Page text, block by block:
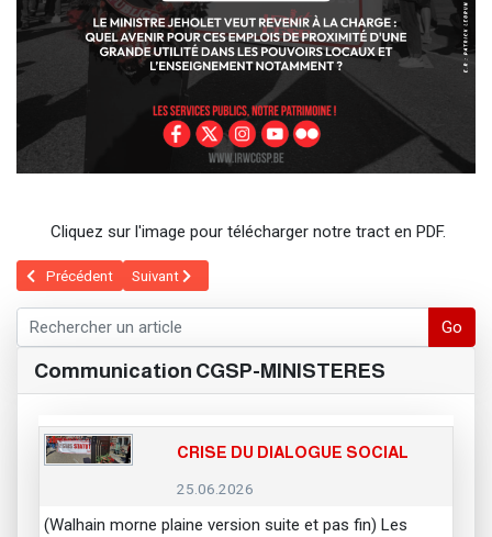
Cliquez sur l'image pour télécharger notre tract en PDF.
Article précédent : ASSEMBLEES GENERALES
Précédent Article suivant : Lettre ouverte aux affiliés CGSP de la
Suivant
Go
Communication CGSP-MINISTERES
CRISE DU DIALOGUE SOCIAL
25.06.2026
(Walhain morne plaine version suite et pas fin) Les